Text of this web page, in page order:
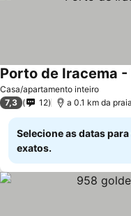
Casa/apartamento inteiro
Porto de Iracema
7,3 12 a 0.1 km da praia
Selecione as datas
exatos.